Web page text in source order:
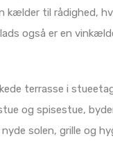
kælder til rådighed,
også er en
terrasse i
og spisestue,
solen, grille og